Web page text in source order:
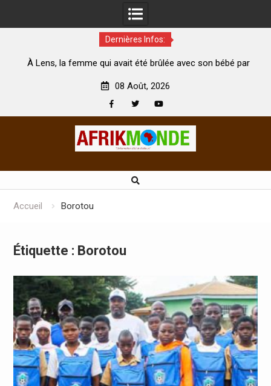
Dernières Infos:
qui avait été brûlée avec son bébé par
Coopération: Le
08 Août, 2026
Accueil Borotou
Étiquette : Borotou